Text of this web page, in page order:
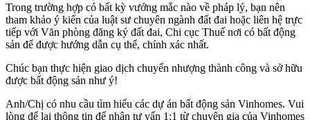
Trong trường hợp có bất kỳ vướng mắc nào về pháp lý, bạn nên
tham khảo ý kiến của luật sư chuyên ngành đất đai hoặc liên hệ trực
tiếp với Văn phòng đăng ký đất đai, Chi cục Thuế nơi có bất động
sản để được hướng dẫn cụ thể, chính xác nhất.
Chúc bạn thực hiện giao dịch chuyển nhượng thành công và sở hữu
được bất động sản như ý!
Anh/Chị có nhu cầu tìm hiểu các dự án bất động sản Vinhomes. Vui
lòng để lại thông tin để nhận tư vấn 1:1 từ chuyên gia của Vinhomes